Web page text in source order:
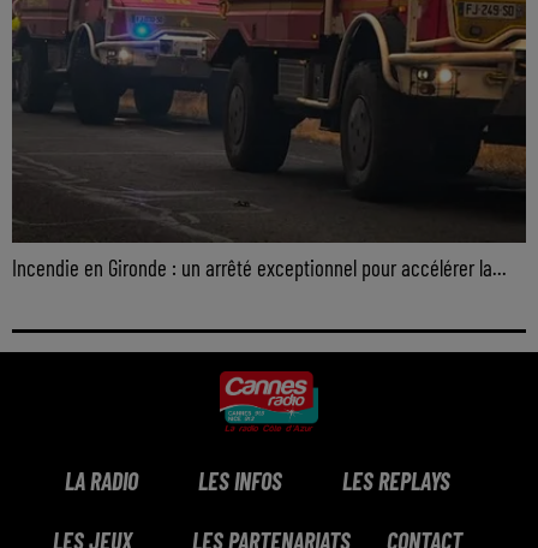
Incendie en Gironde : un arrêté exceptionnel pour accélérer la...
LA RADIO LES INFOS LES REPLAYS
LES JEUX LES PARTENARIATS CONTACT